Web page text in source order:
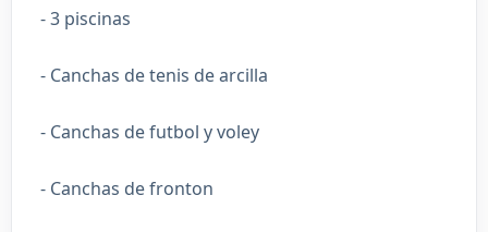
- 3 piscinas
- Canchas de tenis de arcilla
- Canchas de futbol y voley
- Canchas de fronton